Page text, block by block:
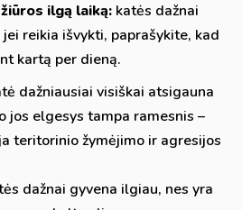
ilgą laiką: katės dažnai
reikia išvykti, paprašykite, kad
kartą per dieną.
dažniausiai visiškai atsigauna
jos elgesys tampa ramesnis –
teritorinio žymėjimo ir agresijos
dažnai gyvena ilgiau, nes yra